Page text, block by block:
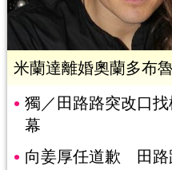
米蘭達離婚奧蘭多布
獨／田路路突改口
幕
向姜厚任道歉 田路